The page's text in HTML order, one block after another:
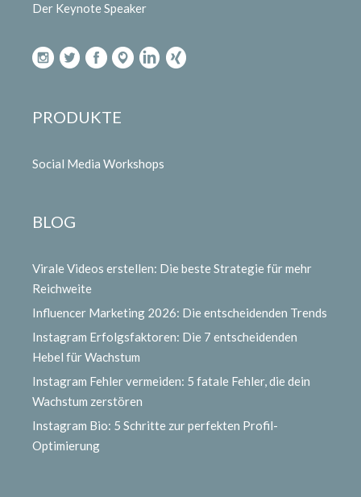
Der Keynote Speaker
PRODUKTE
Social Media Workshops
BLOG
Virale Videos erstellen: Die beste Strategie für mehr
Reichweite
Influencer Marketing 2026: Die entscheidenden Trends
Instagram Erfolgsfaktoren: Die 7 entscheidenden
Hebel für Wachstum
Instagram Fehler vermeiden: 5 fatale Fehler, die dein
Wachstum zerstören
Instagram Bio: 5 Schritte zur perfekten Profil-
Optimierung